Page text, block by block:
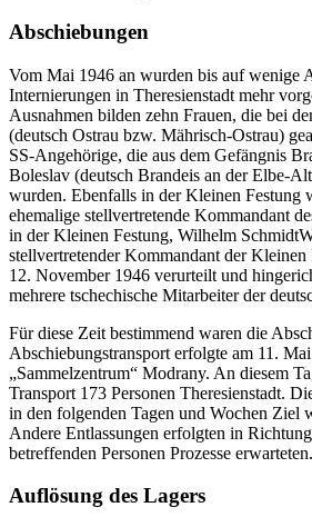
Abschiebungen
Vom Mai 1946 an wurden bis auf wenige
Internierungen in Theresienstadt mehr
Ausnahmen bilden zehn Frauen, die bei
(deutsch Ostrau bzw. Mährisch-Ostrau)
SS-Angehörige, die aus dem Gefängnis
Boleslav (deutsch Brandeis an der Elbe-
wurden. Ebenfalls in der Kleinen Festung
ehemalige stellvertretende Kommandant
in der Kleinen Festung, Wilhelm Schmidt
stellvertretender Kommandant der
12. November 1946 verurteilt und
mehrere tschechische Mitarbeiter der
Für diese Zeit bestimmend waren die
Abschiebungstransport erfolgte am 11.
Sammelzentrum
Modrany. An diesem
Transport 173 Personen Theresienstadt.
in den folgenden Tagen und Wochen Ziel
Andere Entlassungen erfolgten in
betreffenden Personen Prozesse erwarteten.
Auflösung des Lagers